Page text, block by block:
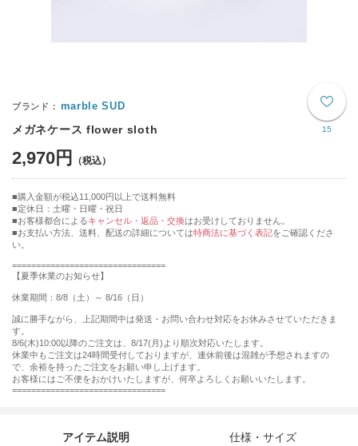
15
marble SUD
メガネケース flower sloth
2,970円
購入金額が税込11,000円以上で送料無料
定休日：土曜・日曜・祝日
■お客様都合によるキャンセル・返品・交換はお受けしておりません。
■お支払い方法、送料、配送の詳細については特商法に基づく表記をご確認くださ
い。
================================
【夏季休業のお知らせ】
休業期間：8/8（土）～ 8/16（日）
誠に勝手ながら、上記期間中は発送・お問い合わせ対応をお休みさせていただきま
す。
8/6(木)10:00以降のご注文は、8/17(月)より順次対応いたします。
休業中もご注文は24時間受付しておりますが、連休前後は混雑が予想されますの
で、余裕を持ったご注文をお願い申し上げます。
お客様にはご不便をおかけいたしますが、何卒よろしくお願いいたします。
================================
アイテム説明 仕様・サイズ